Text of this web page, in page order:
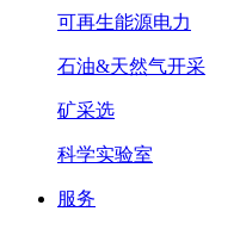
可再生能源电力
石油&天然气开采
矿采选
科学实验室
服务